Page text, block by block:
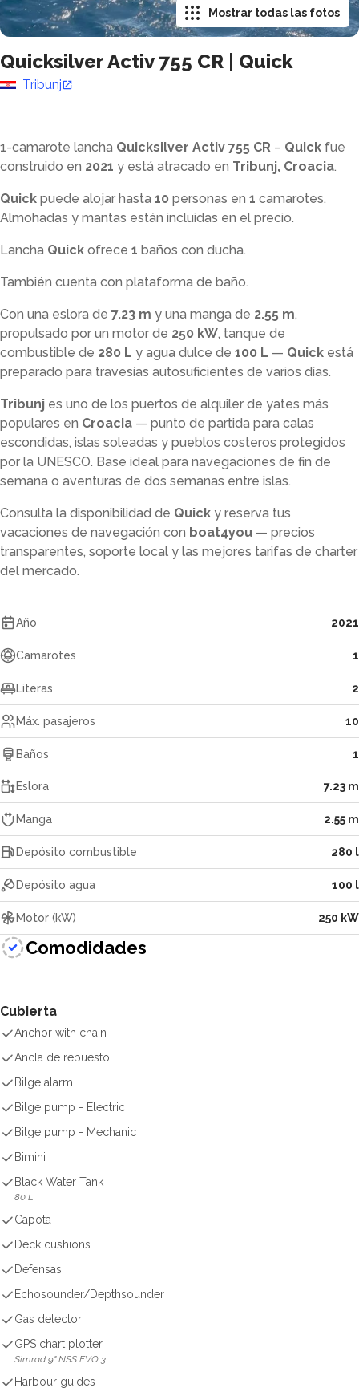
Quicksilver Activ 755 CR Quick
Tribunj
Mostrar todas las fotos
1-camarote lancha Quicksilver Activ 755 CR – Quick fue
construido en 2021 y está atracado en Tribunj, Croacia.
Quick puede alojar hasta 10 personas en 1 camarotes.
Almohadas y mantas están incluidas en el precio.
Lancha Quick ofrece 1 baños con ducha.
También cuenta con plataforma de baño.
Con una eslora de 7.23 m y una manga de 2.55 m,
propulsado por un motor de 250 kW, tanque de
combustible de 280 L y agua dulce de 100 L — Quick está
preparado para travesías autosuficientes de varios días.
Tribunj es uno de los puertos de alquiler de yates más
populares en Croacia — punto de partida para calas
escondidas, islas soleadas y pueblos costeros protegidos
por la UNESCO. Base ideal para navegaciones de fin de
semana o aventuras de dos semanas entre islas.
Consulta la disponibilidad de Quick y reserva tus
vacaciones de navegación con boat4you — precios
transparentes, soporte local y las mejores tarifas de charter
del mercado.
Año 2021
Camarotes 1
Literas 2
Máx. pasajeros 10
Baños 1
Eslora 7.23 m
Manga 2.55 m
Depósito combustible 280 l
Depósito agua 100 l
Motor (kW) 250 kW
Comodidades
Cubierta
Anchor with chain
Ancla de repuesto
Bilge alarm
Bilge pump - Electric
Bilge pump - Mechanic
Bimini
Black Water Tank
80 L
Capota
Deck cushions
Defensas
Echosounder/Depthsounder
Gas detector
GPS chart plotter
Simrad 9" NSS EVO 3
Harbour guides